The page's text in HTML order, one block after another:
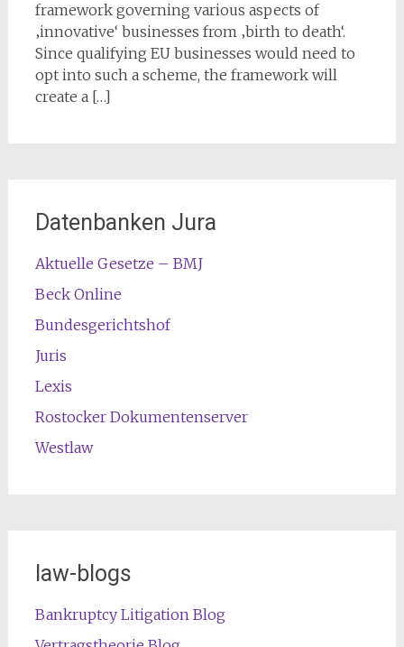
framework governing various aspects of
‚innovative‘ businesses from ‚birth to death‘.
Since qualifying EU businesses would need to
opt into such a scheme, the framework will
create a […]
Datenbanken Jura
Aktuelle Gesetze – BMJ
Beck Online
Bundesgerichtshof
Juris
Lexis
Rostocker Dokumentenserver
Westlaw
law-blogs
Bankruptcy Litigation Blog